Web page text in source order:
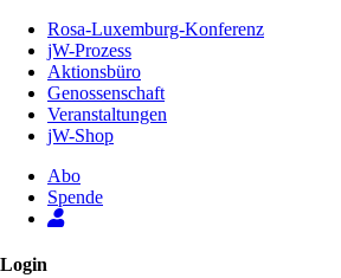
Inhalt
Seite
Rosa-Luxemburg-Konferenz
jW-Prozess
Aktionsbüro
Genossenschaft
Veranstaltungen
jW-Shop
Abo
Spende
Login